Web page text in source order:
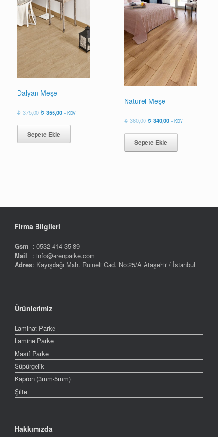
Dalyan Meşe
375,00 Orijinal
375,00.
355,00Şu
fiyat:
+ KDV
Sepete Ekle
Naturel Meşe
360,00 Orijinal
360,00.
340,00Şu
fiyat:
+ KDV
Sepete Ekle
Firma Bilgileri
Gsm : 0532 414 35 89
Mail
: info@erenparke.com
Adres: Kayışdağı Mah. Rumeli Cad. No:25/A Ataşehir / İstanbul
Ürünlerimiz
Laminat Parke
Lamine Parke
Masif Parke
Süpürgelik
Kapron (3mm-5mm)
Şilte
Hakkımızda